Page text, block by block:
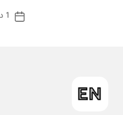
تاريخ
1 ديسمبر 2021